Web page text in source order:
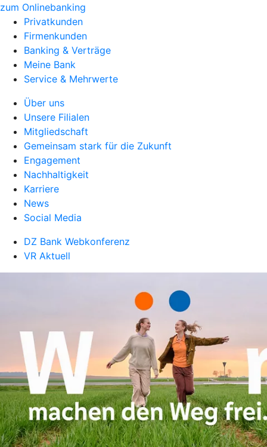
zum Onlinebanking
Privatkunden
Firmenkunden
Banking & Verträge
Meine Bank
Service & Mehrwerte
Über uns
Unsere Filialen
Mitgliedschaft
Gemeinsam stark für die Zukunft
Engagement
Nachhaltigkeit
Karriere
News
Social Media
DZ Bank Webkonferenz
VR Aktuell